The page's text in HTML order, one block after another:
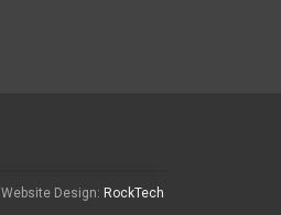
Website Design: RockTech